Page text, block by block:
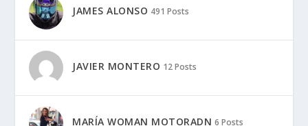
JAMES ALONSO 491 Posts
JAVIER MONTERO 12 Posts
MARÍA WOMAN MOTORADN 6 Posts